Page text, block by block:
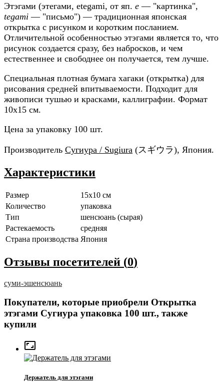
Этэгами (этегами, etegami, от яп. e — "картинка",
tegami — "письмо") — традиционная японская
открытка с рисунком и коротким посланием.
Отличительной особенностью этэгами является то, что
рисунок создается сразу, без набросков, и чем
естественнее и свободнее он получается, тем лучше.
Специальная плотная бумага хагаки (открытка) для
рисования средней впитываемости. Подходит для
живописи тушью и красками, каллиграфии. Формат
10x15 см.
Цена за упаковку 100 шт.
Производитель Сугиура / Sugiura (スギウラ), Япония.
Характеристики
Размер
15x10 см
Количество
упаковка
Тип
шенсюань (сырая)
Растекаемость
средняя
Страна производства Япония
Отзывы посетителей (0)
суми-эшенсюань
Покупатели, которые приобрели Открытка
этэгами Сугиура упаковка 100 шт., также
купили

Держатель для этэгами